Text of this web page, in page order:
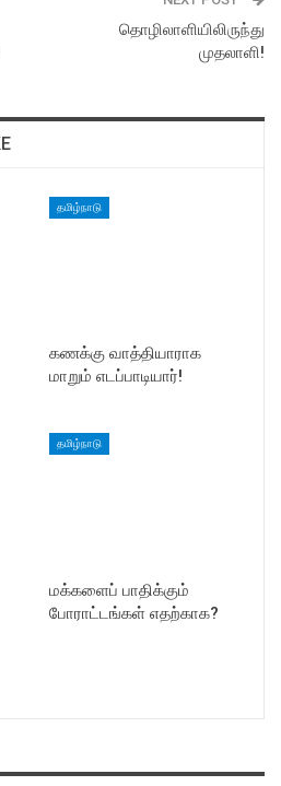
தொழிலாளியிலிருந்து
முதலாளி!
தமிழ்நாடு
கணக்கு வாத்தியாராக
மாறும் எடப்பாடியார்!
தமிழ்நாடு
மக்களைப் பாதிக்கும்
போராட்டங்கள் எதற்காக?